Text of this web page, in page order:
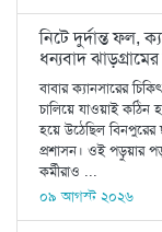
নিটে দুর্দান্ত ফল,
ধন্যবাদ
বাবার ক্যানসারের
চালিয়ে যাওয়াই কঠিন
হয়ে উঠেছিল বিনপুরের
প্রশাসন। ওই পড়ুয়ার
কর্মীরাও ...
০৯ আগস্ট ২০২৬